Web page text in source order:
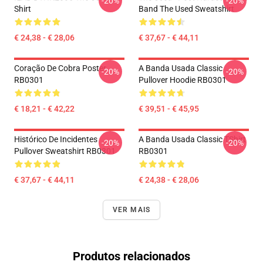
Shirt
€ 24,38 - € 28,06
Band The Used Sweatshirt
€ 37,67 - € 44,11
Coração De Cobra Poster
RB0301
€ 18,21 - € 42,22
-20%
A Banda Usada Classic
Pullover Hoodie RB0301
€ 39,51 - € 45,95
-20%
Histórico De Incidentes
Pullover Sweatshirt RB0301
€ 37,67 - € 44,11
-20%
A Banda Usada Classic TShirt
RB0301
€ 24,38 - € 28,06
-20%
VER MAIS
Produtos relacionados